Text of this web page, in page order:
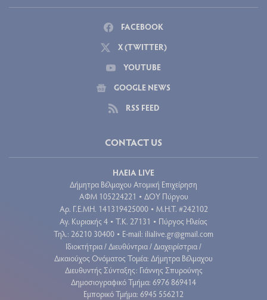
FACEBOOK
X (TWITTER)
YOUTUBE
GOOGLE NEWS
RSS FEED
CONTACT US
ΗΛΕΙΑ LIVE
Δήμητρα Βέλμαχου Ατομική Επιχείρηση
ΑΦΜ 105224221 • ΔΟΥ Πύργου
Aρ. Γ.Ε.ΜΗ. 141319425000 • Μ.Η.Τ. #242102
Αγ. Κυριακής 4 • Τ.Κ. 27131 • Πύργος Ηλείας
Τηλ.: 26210 30400 • E-mail: ilialive.gr@gmail.com
Ιδιοκτήτρια / Διευθύντρια / Διαχειρίστρια /
Δικαιούχος Ονόματος Τομέα: Δήμητρα Βέλμαχου
Διευθυντής Σύνταξης: Γιάννης Σπυρούνης
Δημοσιογραφικό Τμήμα: 6976 869414
Εμπορικό Τμήμα: 6945 556212